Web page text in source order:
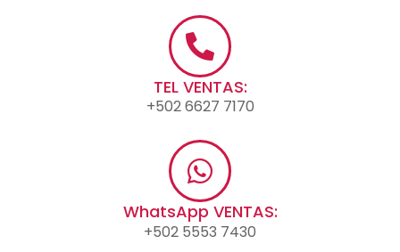
TEL VENTAS:
+502 6627 7170
WhatsApp VENTAS:
+502 5553 7430